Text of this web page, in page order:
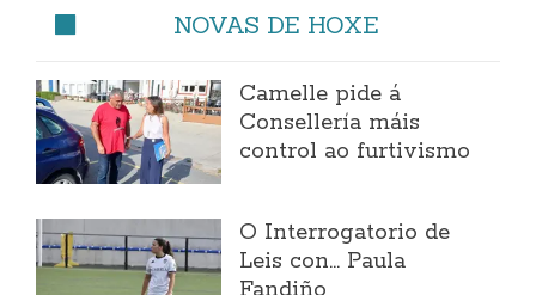
NOVAS DE HOXE
Camelle pide á
Consellería máis
control ao furtivismo
O Interrogatorio de
Leis con... Paula